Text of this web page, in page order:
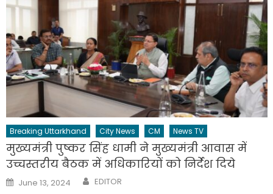
Breaking Uttarkhand City News CM News TV
मुख्यमंत्री पुष्कर सिंह धामी ने मुख्यमंत्री आवास में
उच्चस्तरीय बैठक में अधिकारियों को निर्देश दिये
Posted
on
June 13, 2024 Author
EDITOR